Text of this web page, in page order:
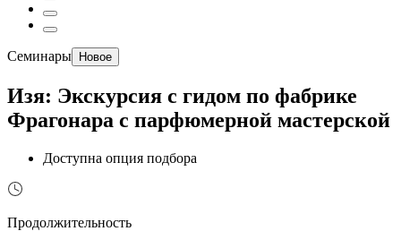
Семинары Новое
Изя: Экскурсия с гидом по фабрике
Фрагонара с парфюмерной мастерской
Доступна опция подбора
Продолжительность